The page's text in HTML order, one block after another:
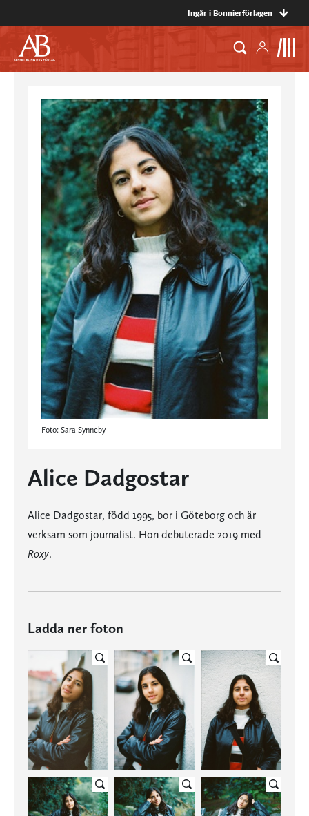
Ingår i Bonnierförlagen
Foto: Sara Synneby
Alice Dadgostar
Alice Dadgostar, född 1995, bor i Göteborg och är
verksam som journalist. Hon debuterade 2019 med
Roxy.
Ladda ner foton